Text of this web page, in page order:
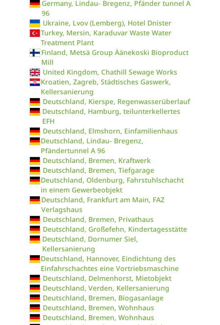
Germany, Lindau- Bregenz, Pfänder tunnel A
96
Ukraine, Lvov (Lemberg), Hotel Dnister
Turkey, Mersin, Karaduvar Waste Water
Treatment Plant
Finland, Metsä Group Äänekoski Bioproduct
Mill
United Kingdom, Chathill Sewage Works
Kroatien, Zagreb, Städtisches Gaswerk,
Kellersanierung
Deutschland, Kierspe, Regenwasserüberlauf
Deutschland, Hamburg, teilunterkellertes
EFH
Deutschland, Elmshorn, Einfamilienhaus
Deutschland, Lindau- Bregenz,
Pfändertunnel A 96
Deutschland, Bremen, Kraftwerk
Deutschland, Bremen, Tiefgarage
Deutschland, Oldenburg, Fahrstuhlschacht
in einem Gewerbeobjekt
Deutschland, Frankfurt am Main, FAZ
Verlagshaus
Deutschland, Bremen, Privathaus
Deutschland, Großefehn, Kindertagesstätte
Deutschland, Dornumer Siel,
Kellersanierung
Deutschland, Hannover, Eindichtung des
Einfahrschachtes eine Vortriebsmaschine
Deutschland, Delmenhorst, Mietobjekt
Deutschland, Verden, Kellersanierung
Deutschland, Bremen, Biogasanlage
Deutschland, Bremen, Wohnhaus
Deutschland, Bremen, Wohnhaus